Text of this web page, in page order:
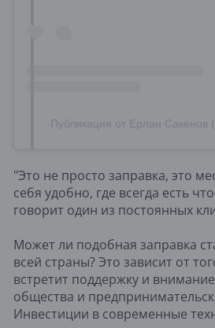
Публикация от Ерлан Сакенов
"Это не просто заправка, это
себя удобно, где всегда есть
говорит один из постоянных
Может ли подобная заправка
всей страны? Это зависит от
встретит поддержку и
общества и
Инвестиции в современные